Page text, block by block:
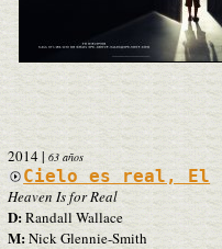
2014| 63 años
Cielo es real, El
Heaven Is for Real
D:Randall Wallace
M:Nick Glennie-Smith